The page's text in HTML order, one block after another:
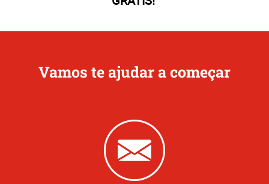
Vamos te ajudar a começar